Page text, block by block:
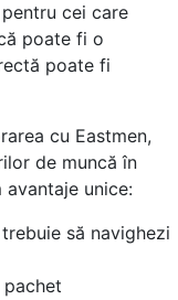
cei care
poate fi o
poate fi
cu Eastmen,
de muncă în
unice:
să navighezi